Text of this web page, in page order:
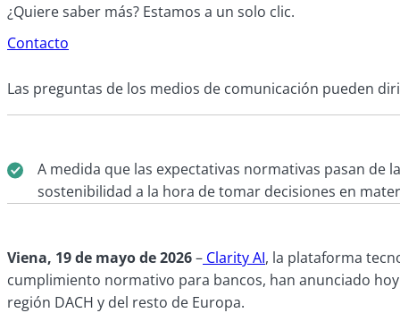
¿Quiere saber más? Estamos a un solo clic.
Contacto
Las preguntas de los medios de comunicación pueden
A medida que las expectativas normativas pasan de
sostenibilidad a la hora de tomar decisiones en
Viena, 19 de mayo de 2026– Clarity AI, la plataforma
cumplimiento normativo para bancos, han anunciado
región DACH y del resto de Europa.